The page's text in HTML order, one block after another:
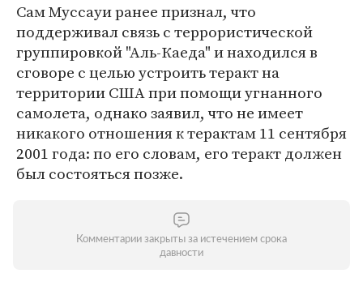
Сам Муссауи ранее признал, что
поддерживал связь с террористической
группировкой "Аль-Каеда" и находился в
сговоре с целью устроить теракт на
территории США при помощи угнанного
самолета, однако заявил, что не имеет
никакого отношения к терактам 11 сентября
2001 года: по его словам, его теракт должен
был состояться позже.
Комментарии закрыты за истечением срока
давности